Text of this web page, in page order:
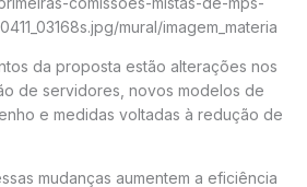
da proposta estão alterações nos
de servidores, novos modelos de
e medidas voltadas à redução de
mudanças aumentem a eficiência